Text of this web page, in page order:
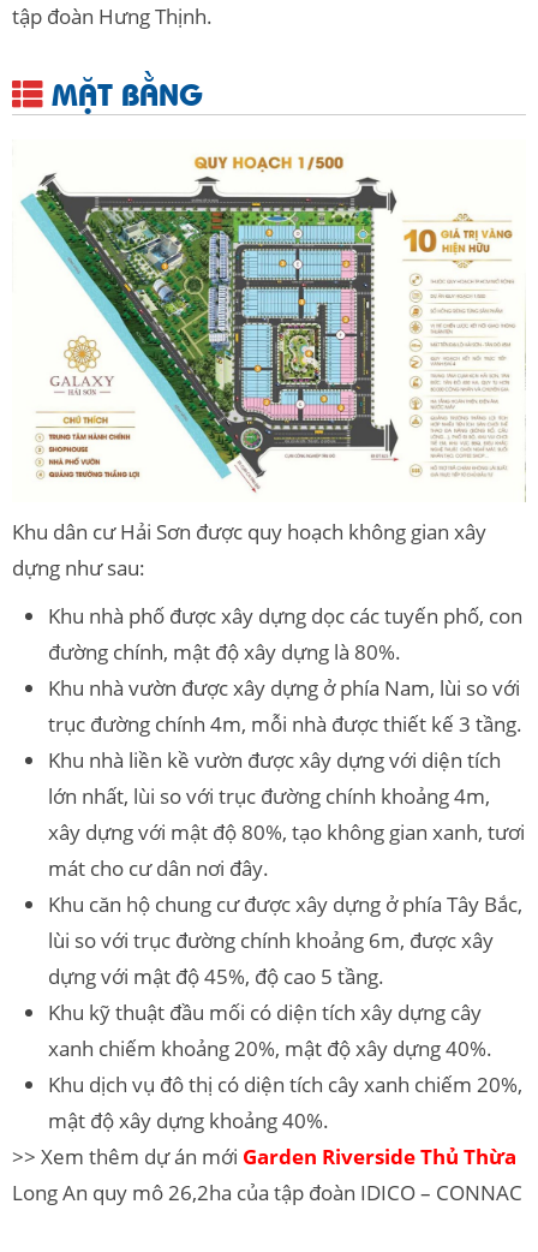
tập đoàn Hưng Thịnh.
MẶT BẰNG
Khu dân cư Hải Sơn được quy hoạch không gian xây
dựng như sau:
Khu nhà phố được xây dựng dọc các tuyến phố, con
đường chính, mật độ xây dựng là 80%.
Khu nhà vườn được xây dựng ở phía Nam, lùi so với
trục đường chính 4m, mỗi nhà được thiết kế 3 tầng.
Khu nhà liền kề vườn được xây dựng với diện tích
lớn nhất, lùi so với trục đường chính khoảng 4m,
xây dựng với mật độ 80%, tạo không gian xanh, tươi
mát cho cư dân nơi đây.
Khu căn hộ chung cư được xây dựng ở phía Tây Bắc,
lùi so với trục đường chính khoảng 6m, được xây
dựng với mật độ 45%, độ cao 5 tầng.
Khu kỹ thuật đầu mối có diện tích xây dựng cây
xanh chiếm khoảng 20%, mật độ xây dựng 40%.
Khu dịch vụ đô thị có diện tích cây xanh chiếm 20%,
mật độ xây dựng khoảng 40%.
>> Xem thêm dự án mới Garden Riverside Thủ Thừa
Long An quy mô 26,2ha của tập đoàn IDICO – CONNAC